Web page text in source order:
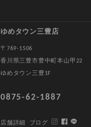
ゆめタウン三豊店
〒769-1506
香川県三豊市豊中町本山甲22
ゆめタウン三豊1F
0875-62-1887
店舗詳細 ブログ